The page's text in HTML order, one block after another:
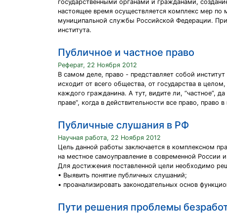
государственными органами и гражданами,
настоящее время осуществляется комплекс мер по
муниципальной службы Российской Федерации.
института.
Публичное и частное право
Реферат, 22 Ноября 2012
В самом деле, право - представляет собой
исходит от всего общества, от государства в
каждого гражданина. А тут, видите ли, “частное”,
праве”, когда в действительности все право,
Публичные слушания в РФ
Научная работа, 22 Ноября 2012
Цель данной работы заключается в комплексном
на местное самоуправление в современной России
Для достижения поставленной цели необходимо
• Выявить понятие публичных слушаний;
• проанализировать законодательных основ
Пути решения проблемы